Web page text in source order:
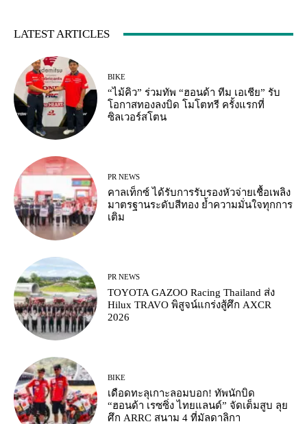
LATEST ARTICLES
BIKE
“ไม้คิว” ร่วมทัพ “ฮอนด้า ทีม เอเชีย” รับ
โอกาสทองลงบิด โมโตทรี ครั้งแรกที่
ซิลเวอร์สโตน
PR NEWS
คาลเท็กซ์ ได้รับการรับรองหัวจ่ายเชื้อเพลิง
มาตรฐานระดับสีทอง ย้ำความมั่นใจทุกการ
เติม
PR NEWS
TOYOTA GAZOO Racing Thailand ส่ง
Hilux TRAVO พิสูจน์แกร่งสู้ศึก AXCR
2026
BIKE
เดือดทะลุเกาะลอมบอก! ทัพนักบิด
“ฮอนด้า เรซซิ่ง ไทยแลนด์” จัดเต็มสูบ ลุย
ศึก ARRC สนาม 4 ที่มัลดาลิกา